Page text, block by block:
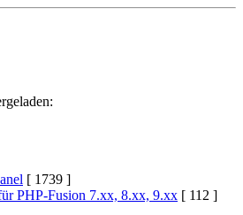
[ 1739 ]
PHP-Fusion 7.xx, 8.xx, 9.xx [ 112 ]